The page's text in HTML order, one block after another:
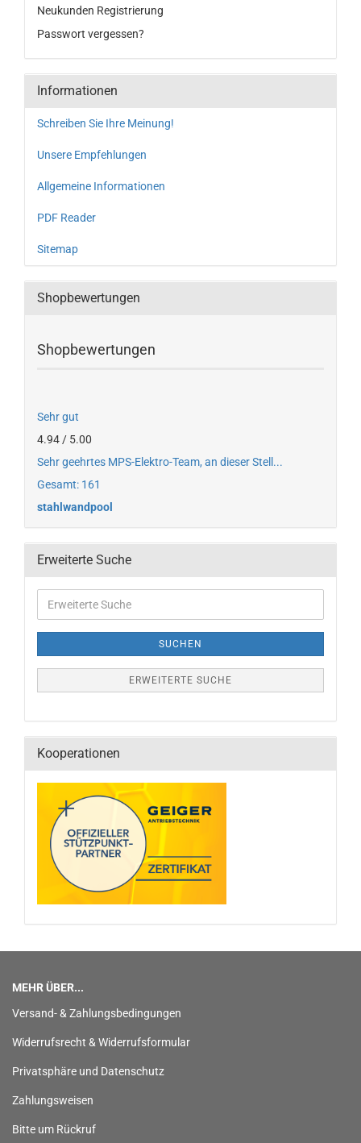
Neukunden Registrierung
Passwort vergessen?
Informationen
Schreiben Sie Ihre Meinung!
Unsere Empfehlungen
Allgemeine Informationen
PDF Reader
Sitemap
Shopbewertungen
Shopbewertungen
Sehr gut
4.94 / 5.00
Sehr geehrtes MPS-Elektro-Team, an dieser Stell...
Gesamt: 161
stahlwandpool
Erweiterte Suche
SUCHEN
ERWEITERTE SUCHE
Kooperationen
MEHR ÜBER...
Versand- & Zahlungsbedingungen
Widerrufsrecht & Widerrufsformular
Privatsphäre und Datenschutz
Zahlungsweisen
Bitte um Rückruf